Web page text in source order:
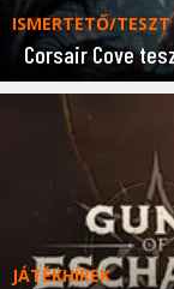
ISMERTETŐ/TESZT
Corsair Cove
JÁTÉKHÍREK